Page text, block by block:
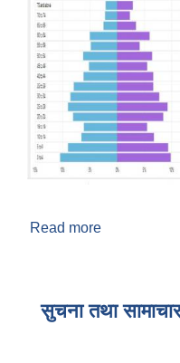
Read more
सुचना तथा